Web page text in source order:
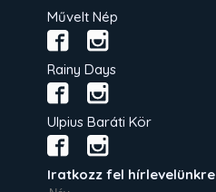
Művelt Nép
Rainy Days
Ulpius Baráti Kör
Iratkozz fel hírlevelünkre